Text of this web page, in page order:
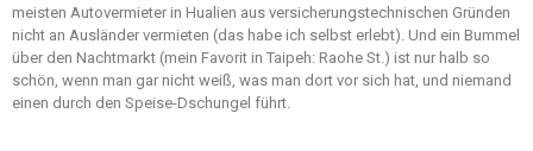
meisten Autovermieter in Hualien aus versicherungstechnischen Gründen
nicht an Ausländer vermieten (das habe ich selbst erlebt). Und ein Bummel
über den Nachtmarkt (mein Favorit in Taipeh: Raohe St.) ist nur halb so
schön, wenn man gar nicht weiß, was man dort vor sich hat, und niemand
einen durch den Speise-Dschungel führt.